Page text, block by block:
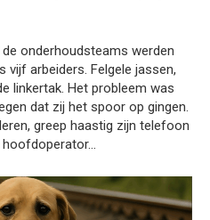
onderhoudsteams werden
vijf arbeiders. Felgele jassen,
linkertak. Het probleem was
dat zij het spoor op gingen.
greep haastig zijn telefoon